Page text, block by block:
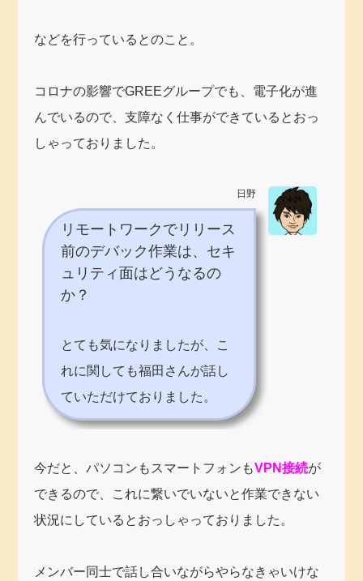
などを行っているとのこと。
コロナの影響でGREEグループでも、電子化が進
んでいるので、支障なく仕事ができているとおっ
しゃっておりました。
日野
リモートワークでリリース
前のデバック作業は、セキ
ュリティ面はどうなるの
か？
とても気になりましたが、こ
れに関しても福田さんが話し
ていただけておりました。
今だと、パソコンもスマートフォンもVPN接続が
できるので、これに繋いでいないと作業できない
状況にしているとおっしゃっておりました。
メンバー同士で話し合いながらやらなきゃいけな